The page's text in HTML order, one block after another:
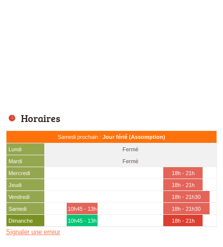
Horaires
Samedi prochain : Jour férié (Assomption)
Lundi
Fermé
Mardi
Fermé
Mercredi
18h - 21h
Jeudi
18h - 21h
Vendredi
18h - 21h30
Samedi
10h45 - 13h
18h - 21h30
Dimanche
10h45 - 13h 18h - 21h
Signaler une erreur